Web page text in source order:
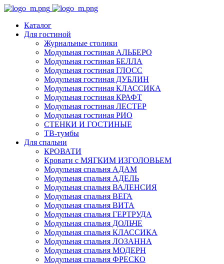
Каталог
Для гостиной
Журнальные столики
Модульная гостиная АЛЬБЕРО
Модульная гостиная БЕЛЛА
Модульная гостиная ГЛОСС
Модульная гостиная ДУБЛИН
Модульная гостиная КЛАССИКА
Модульная гостиная КРАФТ
Модульная гостиная ЛЕСТЕР
Модульная гостиная РИО
СТЕНКИ И ГОСТИНЫЕ
ТВ-тумбы
Для спальни
КРОВАТИ
Кровати с МЯГКИМ ИЗГОЛОВЬЕМ
Модульная спальня АДАМ
Модульная спальня АДЕЛЬ
Модульная спальня ВАЛЕНСИЯ
Модульная спальня ВЕГА
Модульная спальня ВИТА
Модульная спальня ГЕРТРУДА
Модульная спальня ДОЛЬЧЕ
Модульная спальня КЛАССИКА
Модульная спальня ЛОЗАННА
Модульная спальня МОДЕРН
Модульная спальня ФРЕСКО